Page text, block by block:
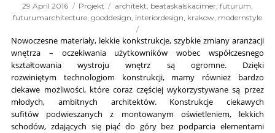
Nowoczesne materiały, lekkie konkstrukcje, szybkie zmiany aranżacji
wnętrza – oczekiwania użytkowników wobec współczesnego
kształtowania wystroju wnętrz są ogromne. Dzięki
rozwiniętym technologiom konstrukcji, mamy również bardzo
ciekawe możliwości, które coraz częściej wykorzystywane są przez
młodych, ambitnych architektów. Konstrukcje ciekawych
sufitów podwieszanych z montowanym oświetleniem, lekkich
schodów, zdających się piąć do góry bez podparcia elementami
Posted
on
29 April 2016 Categories
Projekt Tags
architekt, beataskalskacimer, futurum,
futurumarchitecture, gooddesign, interiordesign, krakow, modernstyle